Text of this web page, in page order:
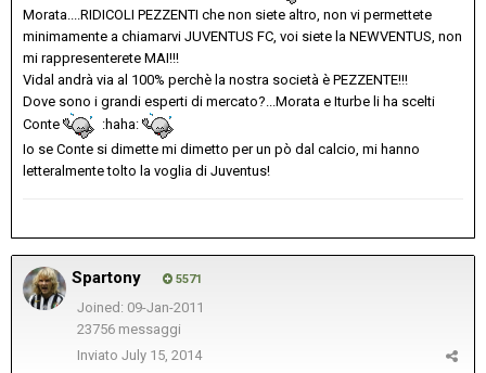
Morata....RIDICOLI PEZZENTI che non siete altro, non vi permettete
minimamente a chiamarvi JUVENTUS FC, voi siete la NEWVENTUS, non
mi rappresenterete MAI!!!
Vidal andrà via al 100% perchè la nostra società è PEZZENTE!!!
Dove sono i grandi esperti di mercato?...Morata e Iturbe li ha scelti
Conte
:haha:
Io se Conte si dimette mi dimetto per un pò dal calcio, mi hanno
letteralmente tolto la voglia di Juventus!
Spartony 5571
Joined: 09-Jan-2011
23756 messaggi
Inviato July 15, 2014